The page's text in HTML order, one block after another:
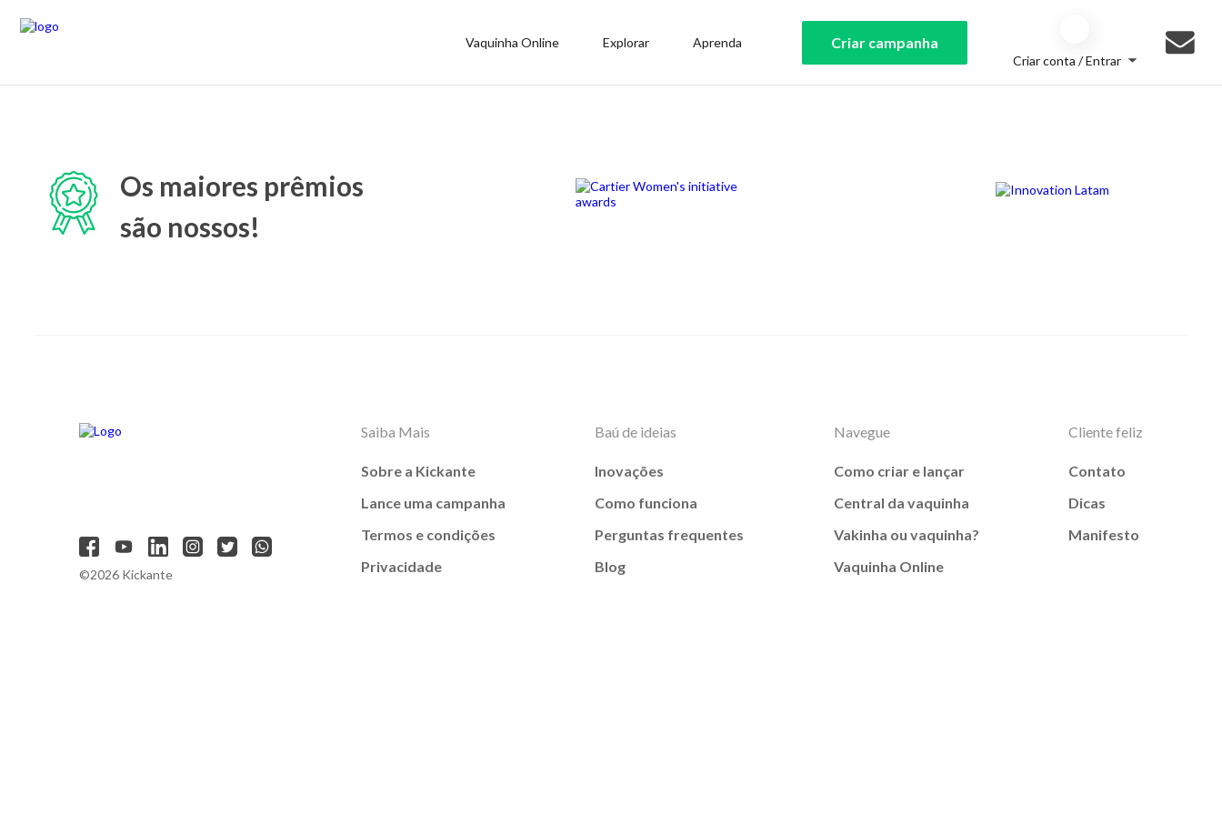
Vaquinha Online Explorar Aprenda Criar campanha
Criar conta / Entrar
Os maiores prêmios
são nossos!
©2026 Kickante
Saiba Mais
Sobre a Kickante
Lance uma campanha
Termos e condições
Privacidade
Baú de ideias
Inovações
Como funciona
Perguntas frequentes
Blog
Navegue
Como criar e lançar
Central da vaquinha
Vakinha ou vaquinha?
Vaquinha Online
Cliente feliz
Contato
Dicas
Manifesto